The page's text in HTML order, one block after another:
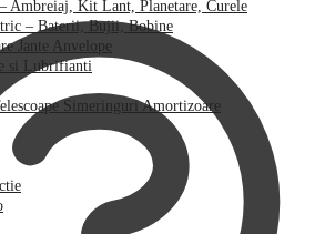
Ambreiaj, Kit Lant, Planetare, Curele
– Baterii, Bujii, Bobine
Jante Anvelope
si Lubrifianti
Simeringuri Amortizoare